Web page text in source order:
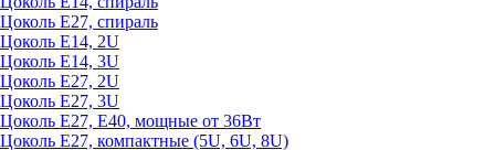
Цоколь Е27, спираль
Цоколь Е14, 2U
Цоколь Е14, 3U
Цоколь Е27, 2U
Цоколь Е27, 3U
Цоколь Е27, Е40, мощные от 36Вт
Цоколь Е27, компактные (5U, 6U, 8U)